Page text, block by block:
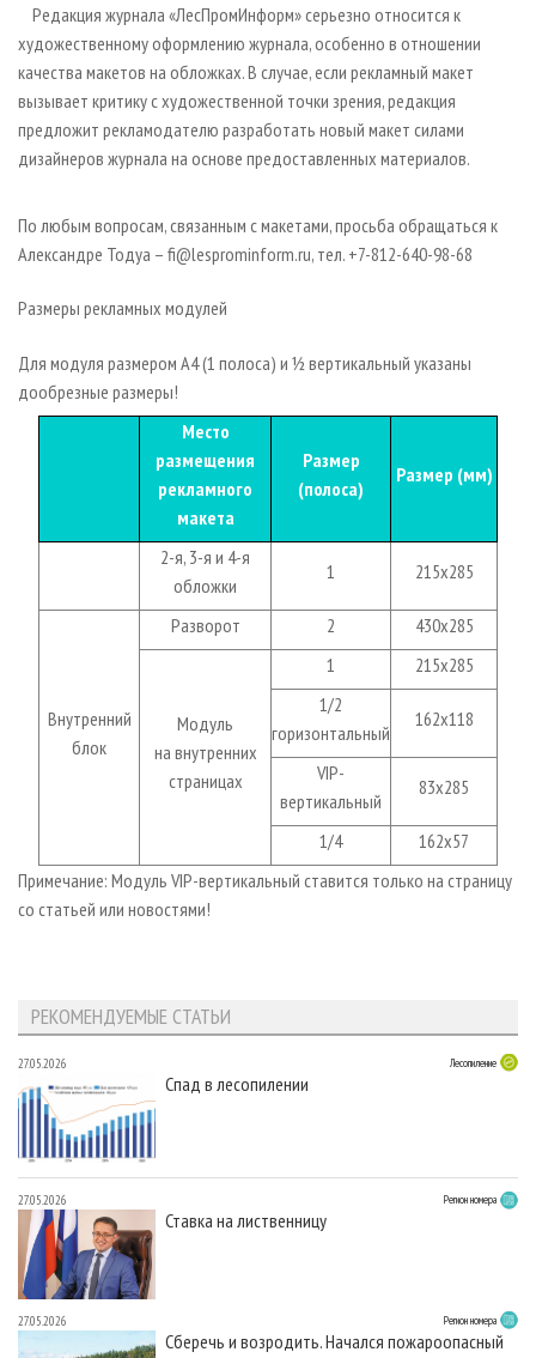
Редакция журнала «ЛесПромИнформ» серьезно относится к
художественному оформлению журнала, особенно в отношении
качества макетов на обложках. В случае, если рекламный макет
вызывает критику с художественной точки зрения, редакция
предложит рекламодателю разработать новый макет силами
дизайнеров журнала на основе предоставленных материалов.
По любым вопросам, связанным с макетами, просьба обращаться к
Александре Тодуа – fi@lesprominform.ru, тел. +7-812-640-98-68
Размеры рекламных модулей
Для модуля размером А4 (1 полоса) и ½ вертикальный указаны
дообрезные размеры!
Место
размещения
рекламного
макета
Размер
(полоса)
Размер (мм)
2-я, 3-я и 4-я
обложки
1 215х285
Внутренний
блок
Разворот 2 430х285
Модуль
на внутренних
страницах
1
215х285
1/2
горизонтальный
162х118
VIP-
вертикальный
83х285
1/4
162х57
Примечание: Модуль VIP-вертикальный ставится только на страницу
со статьей или новостями!
РЕКОМЕНДУЕМЫЕ СТАТЬИ
27.05.2026 Лесопиление
Спад в лесопилении
27.05.2026 Регион номера
Ставка на лиственницу
27.05.2026 Регион номера
Сберечь и возродить. Начался пожароопасный